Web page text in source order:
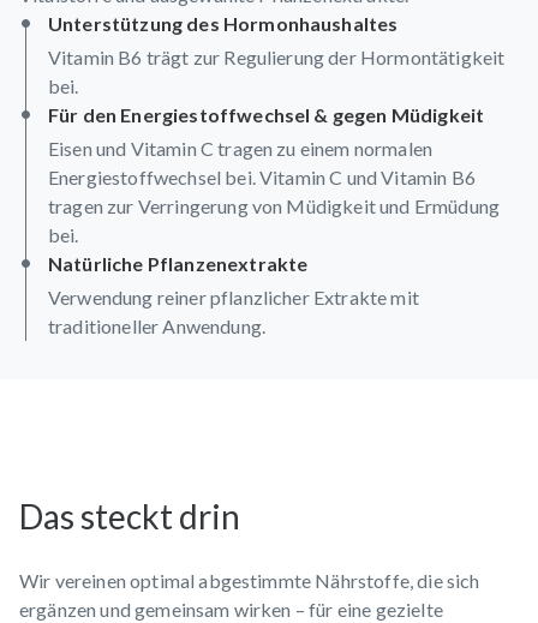
Unterstützung des Hormonhaushaltes
Vitamin B6 trägt zur Regulierung der Hormontätigkeit
bei.
Für den Energiestoffwechsel & gegen Müdigkeit
Eisen und Vitamin C tragen zu einem normalen
Energiestoffwechsel bei. Vitamin C und Vitamin B6
tragen zur Verringerung von Müdigkeit und Ermüdung
bei.
Natürliche Pflanzenextrakte
Verwendung reiner pflanzlicher Extrakte mit
traditioneller Anwendung.
Das steckt drin
Wir vereinen optimal abgestimmte Nährstoffe, die sich
ergänzen und gemeinsam wirken – für eine gezielte